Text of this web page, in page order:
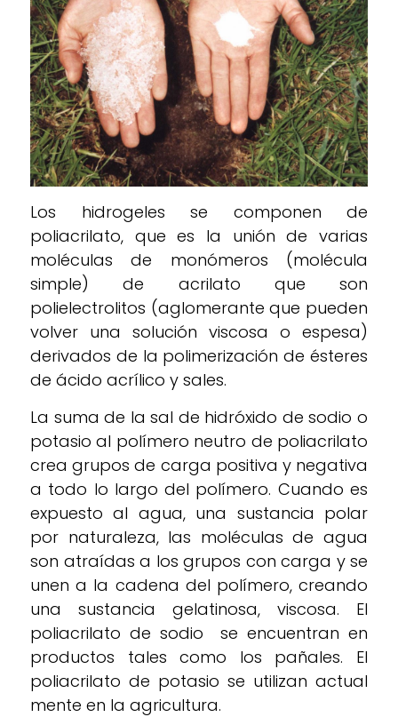
Los hidrogeles se componen de
poliacrilato, que es la unión de varias
moléculas de monómeros (molécula
simple) de acrilato que son
polielectrolitos (aglomerante que pueden
volver una solución viscosa o espesa)
derivados de la polimerización de ésteres
de ácido acrílico y sales.
La suma de la sal de hidróxido de sodio o
potasio al polímero neutro de poliacrilato
crea grupos de carga positiva y negativa
a todo lo largo del polímero. Cuando es
expuesto al agua, una sustancia polar
por naturaleza, las moléculas de agua
son atraídas a los grupos con carga y se
unen a la cadena del polímero, creando
una sustancia gelatinosa, viscosa. El
poliacrilato de sodio se encuentran en
productos tales como los pañales. El
poliacrilato de potasio se utilizan actual
mente en la agricultura.